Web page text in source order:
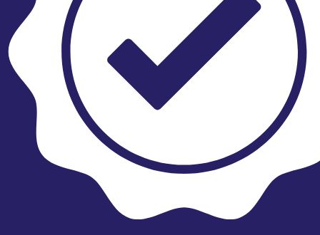
Cấu tạo và nguyên lý hoạt động của
van điện từ
Van điện từ có cấu tạo đơn giản, nhiều mẫu mã kiểu dáng
khác nhau phù hợp với từng hệ thống sử dụng. Tuy nhiên
nhìn chung loại van này được cấu thành từ những bộ phận
Đây là bộ phận giúp chứa đựng và bảo